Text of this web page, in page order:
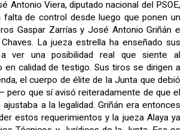
Antonio Viera, diputado nacional del PSOE,
de control desde luego que ponen un
Gaspar Zarrías y José Antonio Griñán e
La jueza estrella ha enseñado sus
ver una posibilidad real que siente al
en calidad de testigo. Sus tiros se dirigen a
el cuerpo de élite de la Junta que debió
pero que sí avisó reiteradamente de que el
a la legalidad. Griñán era entonces
estos requerimientos y la jueza Alaya ya